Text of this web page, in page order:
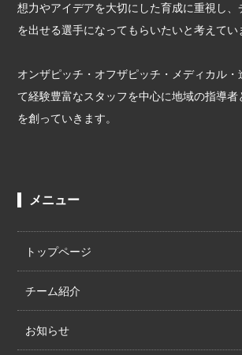
想力やアイデアを大切にした育成に重視し、
を出せる選手になってもらいたいと考えてい
オンザピッチ・オフザピッチ・メディカル
て経験豊富なスタッフを中心に地域の指導者
を創っていきます。
メニュー
トップページ
チーム紹介
お知らせ